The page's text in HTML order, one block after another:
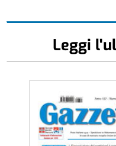
Leggi